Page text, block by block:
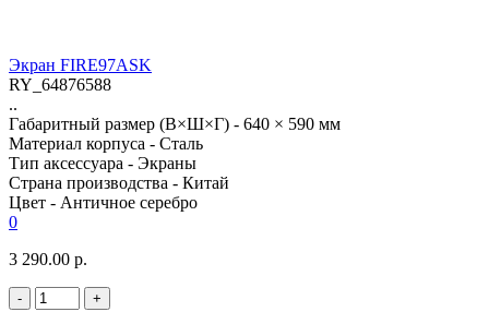
Экран FIRE97ASK
RY_64876588
..
Габаритный размер (В×Ш×Г) - 640 × 590 мм
Материал корпуса - Сталь
Тип аксессуара - Экраны
Страна производства - Китай
Цвет - Античное серебро
0
3 290.00 р.
- +